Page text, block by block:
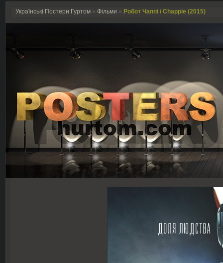
Українські Постери Гуртом » Фільми » Робот Чаппі / Chappie (2015)